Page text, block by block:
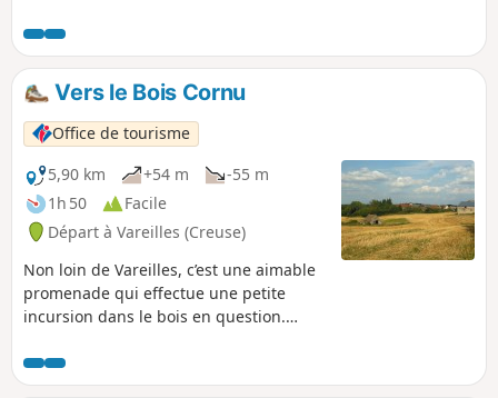
Vers le Bois Cornu
Office de tourisme
5,90 km
+54 m
-55 m
1h 50
Facile
Départ à Vareilles (Creuse)
Non loin de Vareilles, c’est une aimable
promenade qui effectue une petite
incursion dans le bois en question.
de s’aventurer jusqu’aux rives de l’Étang
de la Chaume, tout proche.